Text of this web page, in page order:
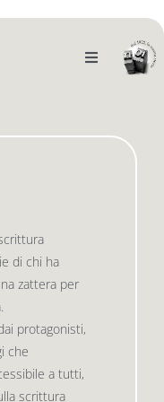
Toggle
di chi ha
zattera per
protagonisti,
che
a tutti,
scrittura